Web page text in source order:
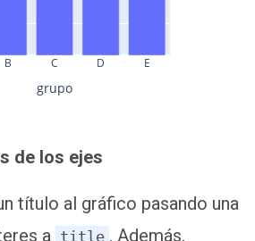
B C D E
grupo
de los ejes
título al gráfico pasando una
a title . Además,